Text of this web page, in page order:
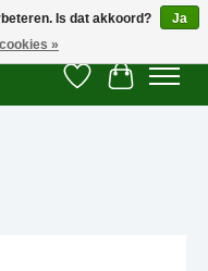
Verlanglijst
Is dat akkoord?
Ja
»